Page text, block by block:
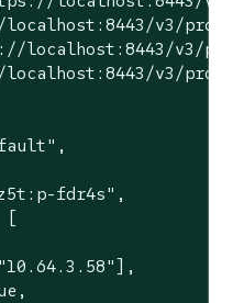
v3/
localhost:8443/v3/
v3/
,
fdr4s" ,
[
"10.64.3.58" ],
,